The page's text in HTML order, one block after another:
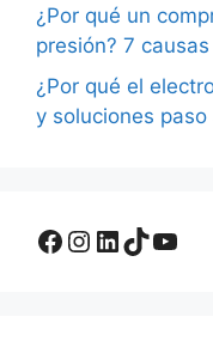
¿Por qué un
presión? 7
¿Por qué el
y soluciones paso
Facebook
Instagram
LinkedIn
TikTok